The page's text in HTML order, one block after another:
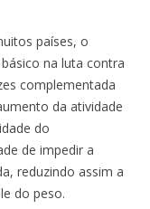
países, o
na luta contra
complementada
da atividade
do
de impedir a
reduzindo assim a
do peso.